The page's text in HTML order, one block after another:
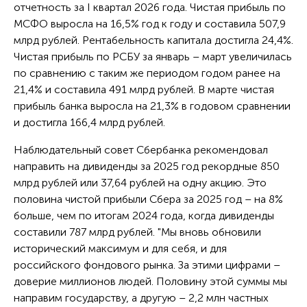
отчетность за I квартал 2026 года. Чистая прибыль по
МСФО выросла на 16,5% год к году и составила 507,9
млрд рублей. Рентабельность капитала достигла 24,4%.
Чистая прибыль по РСБУ за январь – март увеличилась
по сравнению с таким же периодом годом ранее на
21,4% и составила 491 млрд рублей. В марте чистая
прибыль банка выросла на 21,3% в годовом сравнении
и достигла 166,4 млрд рублей.
Наблюдательный совет Сбербанка рекомендовал
направить на дивиденды за 2025 год рекордные 850
млрд рублей или 37,64 рублей на одну акцию. Это
половина чистой прибыли Сбера за 2025 год – на 8%
больше, чем по итогам 2024 года, когда дивиденды
составили 787 млрд рублей. "Мы вновь обновили
исторический максимум и для себя, и для
российского фондового рынка. За этими цифрами –
доверие миллионов людей. Половину этой суммы мы
направим государству, а другую – 2,2 млн частных